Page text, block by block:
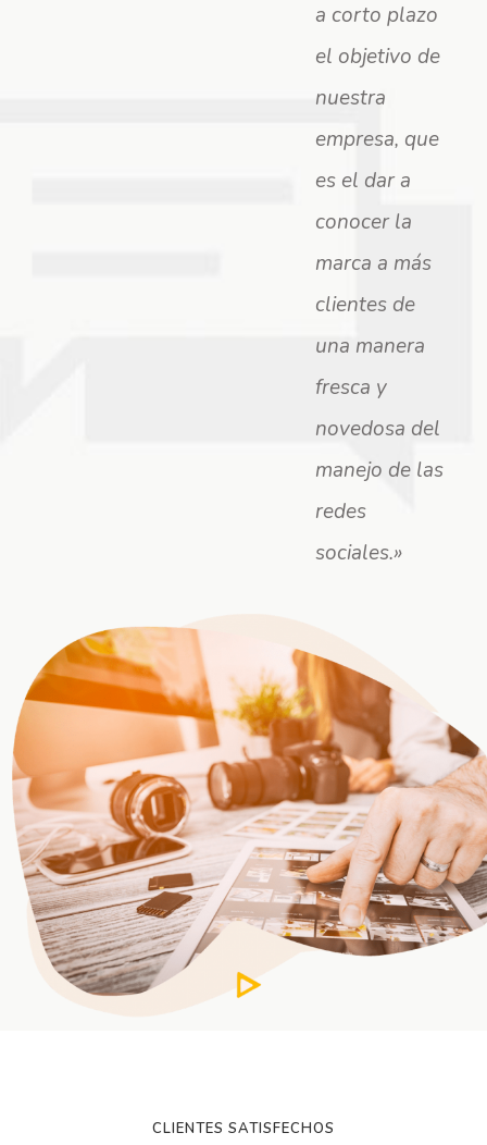
a corto plazo
el objetivo de
nuestra
empresa, que
es el dar a
conocer la
marca a más
clientes de
una manera
fresca y
novedosa del
manejo de las
redes
sociales.»
CLIENTES SATISFECHOS